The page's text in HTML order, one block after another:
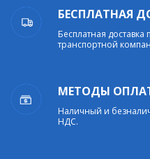
БЕСПЛАТНАЯ
Бесплатная
транспортной
МЕТОДЫ
Наличный и
НДС.